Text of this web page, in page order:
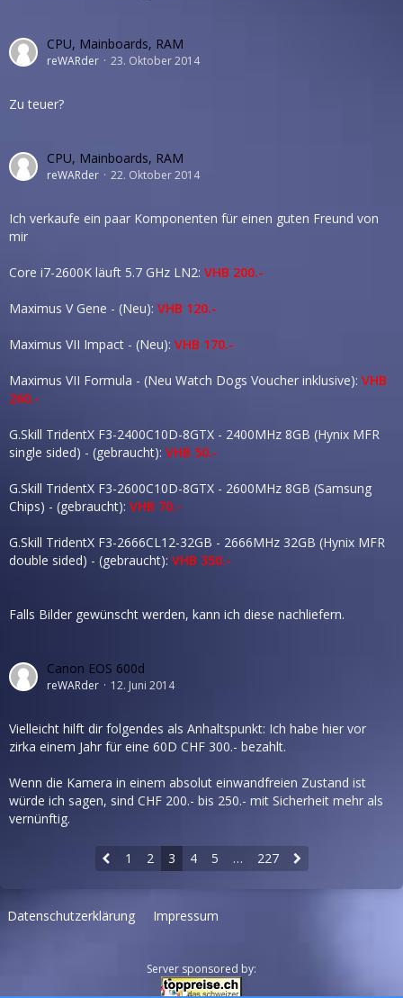
CPU, Mainboards, RAM
reWARder 23. Oktober 2014
Zu teuer?
CPU, Mainboards, RAM
reWARder 22. Oktober 2014
Ich verkaufe ein paar Komponenten für einen guten Freund von
mir
Core i7-2600K läuft 5.7 GHz LN2: VHB 200.-
Maximus V Gene - (Neu): VHB 120.-
Maximus VII Impact - (Neu): VHB 170.-
Maximus VII Formula - (Neu Watch Dogs Voucher inklusive): VHB
260.-
G.Skill TridentX F3-2400C10D-8GTX - 2400MHz 8GB (Hynix MFR
single sided) - (gebraucht): VHB 50.-
G.Skill TridentX F3-2600C10D-8GTX - 2600MHz 8GB (Samsung
Chips) - (gebraucht): VHB 70.-
G.Skill TridentX F3-2666CL12-32GB - 2666MHz 32GB (Hynix MFR
double sided) - (gebraucht): VHB 350.-
Falls Bilder gewünscht werden, kann ich diese nachliefern.
Canon EOS 600d
reWARder 12. Juni 2014
Vielleicht hilft dir folgendes als Anhaltspunkt: Ich habe hier vor
zirka einem Jahr für eine 60D CHF 300.- bezahlt.
Wenn die Kamera in einem absolut einwandfreien Zustand ist
würde ich sagen, sind CHF 200.- bis 250.- mit Sicherheit mehr als
vernünftig.
1 2 3 4 5 … 227
Datenschutzerklärung Impressum
Server sponsored by: